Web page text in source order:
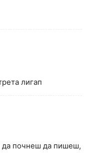
лигап
да почнеш да пишеш,